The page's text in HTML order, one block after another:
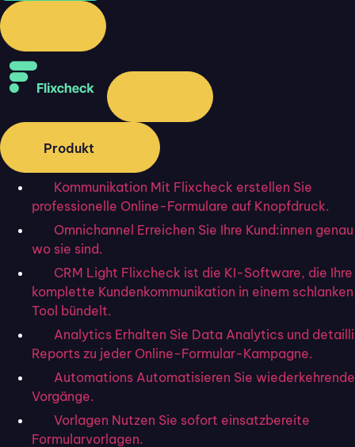
Produkt
Kommunikation Mit Flixcheck erstellen Sie
professionelle Online-Formulare auf Knopfdruck.
Omnichannel Erreichen Sie Ihre Kund:innen
wo sie sind.
CRM Light Flixcheck ist die KI-Software, die Ihre
komplette Kundenkommunikation in einem schlanken
Tool bündelt.
Analytics Erhalten Sie Data Analytics und
Reports zu jeder Online-Formular-Kampagne.
Automations Automatisieren Sie wiederkehrende
Vorgänge.
Vorlagen Nutzen Sie sofort einsatzbereite
Formularvorlagen.
Flixcheck bleiben Sie direkt an Ihren Kund:innen.
Beweisen Sie Servicequalität und testen Sie 30 Tage
kostenlos, wie Sie unkompliziert digital Feedback bei
Ihren Kund:innen einholen können.
Mehr erfahren
Entschuldigungsschreiben an Kund:innen:
Kundenzufriedenheit messen
Effizienz steigern: 15+ Tipps für Ihren
Geschäftsalltag
Service Konzept Beispiel: 5 Praxisfälle